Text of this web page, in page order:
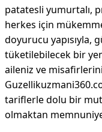
patatesli yumurtalı,
herkes için
doyurucu yapısıyla,
tüketilebilecek bir
aileniz ve
tariflerle dolu bir
olmaktan